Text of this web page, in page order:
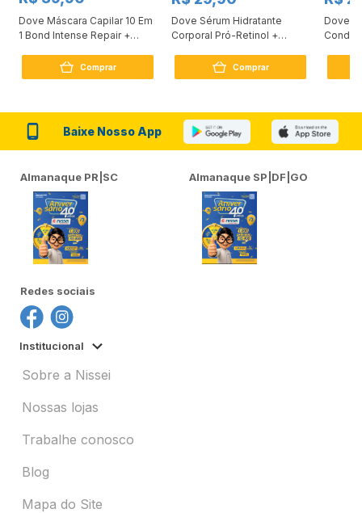
Dove Máscara Capilar 10 Em
1 Bond Intense Repair +
Comprar
Dove Sérum Hidratante
Corporal Pró-Retinol +
Comprar
Dove
Baixe Nosso App
Almanaque PR|SC Almanaque SP|DF|GO
Redes sociais
Institucional
Sobre a Nissei
Nossas lojas
Trabalhe conosco
Blog
Mapa do Site